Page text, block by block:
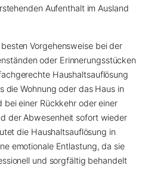
Aufenthalt im Ausland
Vorgehensweise bei der
oder Erinnerungsstücken
Haushaltsauflösung
die Wohnung oder das Haus in
einer Rückkehr oder einer
der Abwesenheit sofort wieder
die Haushaltsauflösung in
emotionale Entlastung, da sie
und sorgfältig behandelt